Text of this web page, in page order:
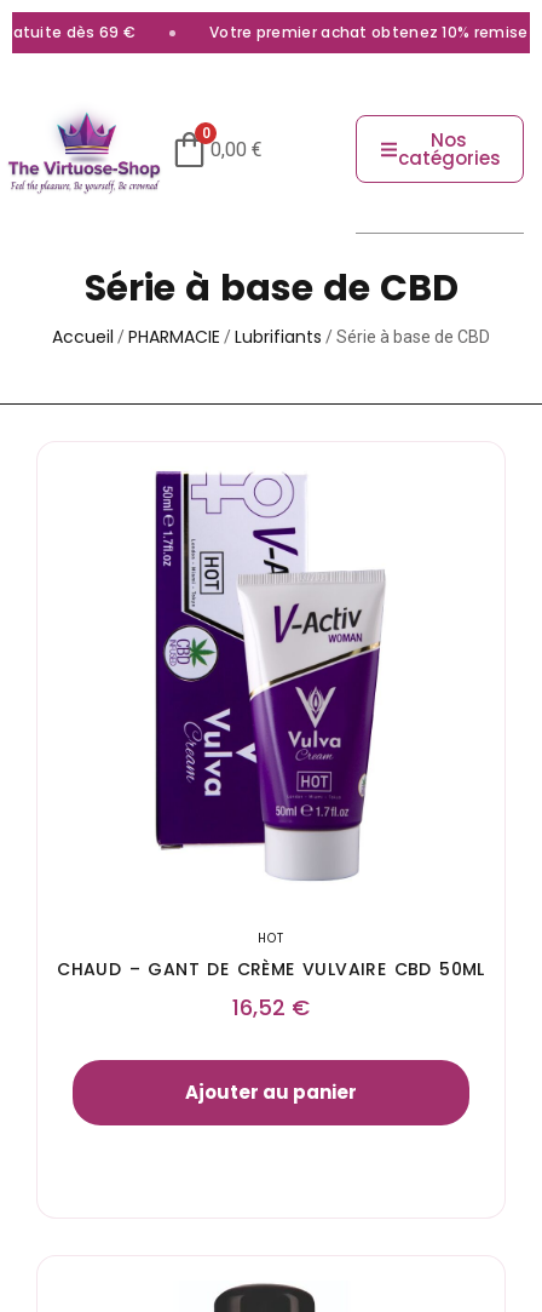
dès 69 € Votre premier achat obtenez 10% remise
0
0,00 € Nos
catégories
Série à base de CBD
Accueil /PHARMACIE /Lubrifiants / Série à base de CBD
HOT
CHAUD – GANT DE CRÈME VULVAIRE CBD 50ML
16,52 €
Ajouter au panier